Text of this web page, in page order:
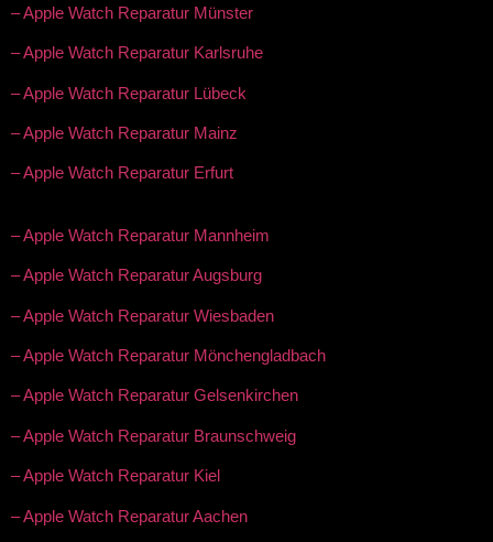
– Apple Watch Reparatur Münster
– Apple Watch Reparatur Karlsruhe
– Apple Watch Reparatur Lübeck
– Apple Watch Reparatur Mainz
– Apple Watch Reparatur Erfurt
– Apple Watch Reparatur Mannheim
– Apple Watch Reparatur Augsburg
– Apple Watch Reparatur Wiesbaden
– Apple Watch Reparatur Mönchengladbach
– Apple Watch Reparatur Gelsenkirchen
– Apple Watch Reparatur Braunschweig
– Apple Watch Reparatur Kiel
– Apple Watch Reparatur Aachen